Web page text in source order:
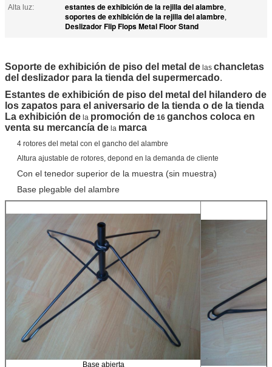
Alta luz: estantes de exhibición de la rejilla del alambre,
soportes de exhibición de la rejilla del alambre,
Deslizador Flip Flops Metal Floor Stand
Soporte de exhibición de piso del metal de las chancletas
del deslizador para la tienda del supermercado.
Estantes de exhibición de piso del metal del hilandero de
los zapatos para el aniversario de la tienda o de la tienda
La exhibición de la promoción de 16 ganchos coloca en
venta su mercancía de la marca
4 rotores del metal con el gancho del alambre
Altura ajustable de rotores, depond en la demanda de cliente
Con el tenedor superior de la muestra (sin muestra)
Base plegable del alambre
Base abierta